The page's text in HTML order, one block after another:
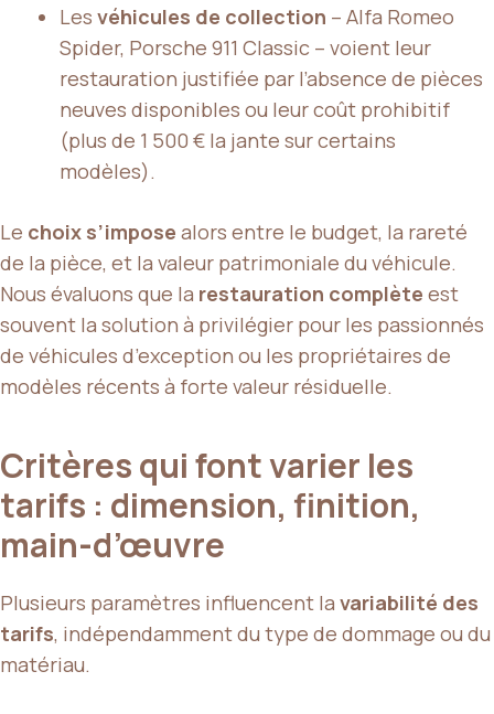
Les véhicules de collection – Alfa Romeo
Spider, Porsche 911 Classic – voient leur
restauration justifiée par l’absence de pièces
neuves disponibles ou leur coût prohibitif
(plus de 1 500 € la jante sur certains
modèles).
Le choix s’impose alors entre le budget, la rareté
de la pièce, et la valeur patrimoniale du véhicule.
Nous évaluons que la restauration complète est
souvent la solution à privilégier pour les passionnés
de véhicules d’exception ou les propriétaires de
modèles récents à forte valeur résiduelle.
Critères qui font varier les
tarifs : dimension, finition,
main-d’œuvre
Plusieurs paramètres influencent la variabilité des
tarifs, indépendamment du type de dommage ou du
matériau.